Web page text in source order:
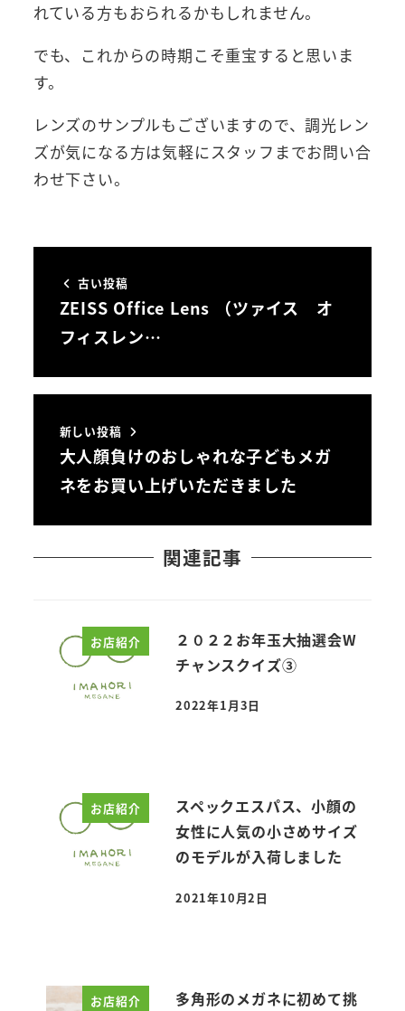
れている方もおられるかもしれません。
でも、これからの時期こそ重宝すると思いま
す。
レンズのサンプルもございますので、調光レン
ズが気になる方は気軽にスタッフまでお問い合
わせ下さい。
古い投稿
ZEISS Office Lens （ツァイス オ
フィスレン…
新しい投稿
大人顔負けのおしゃれな子どもメガ
ネをお買い上げいただきました
関連記事
お店紹介
２０２２お年玉大抽選会W
チャンスクイズ③
投稿日
2022年1月3日
お店紹介
スペックエスパス、小顔の
女性に人気の小さめサイズ
のモデルが入荷しました
投稿日
2021年10月2日
お店紹介
多角形のメガネに初めて挑